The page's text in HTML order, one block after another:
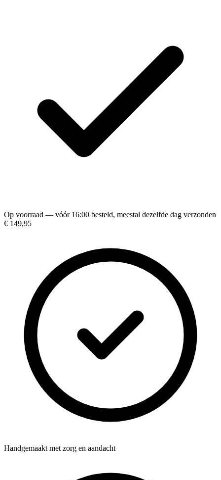
Op voorraad — vóór 16:00 besteld, meestal dezelfde dag verzonden
€ 149,95
Handgemaakt met zorg en aandacht